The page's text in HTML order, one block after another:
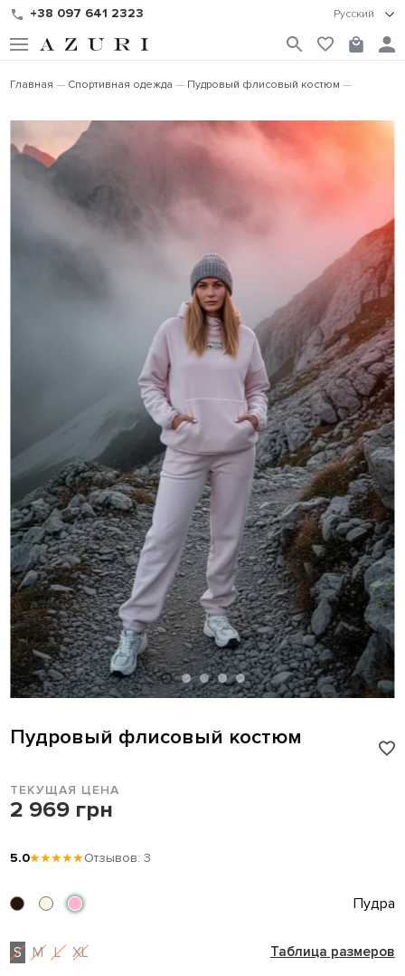
+38 097 641 2323 Русский
Главная Спортивная одежда Пудровый флисовый костюм
Пудровый флисовый костюм
ТЕКУЩАЯ ЦЕНА
2 969 грн
5.0★★★★★Отзывов: 3
Пудра
S M L XL Таблица размеров